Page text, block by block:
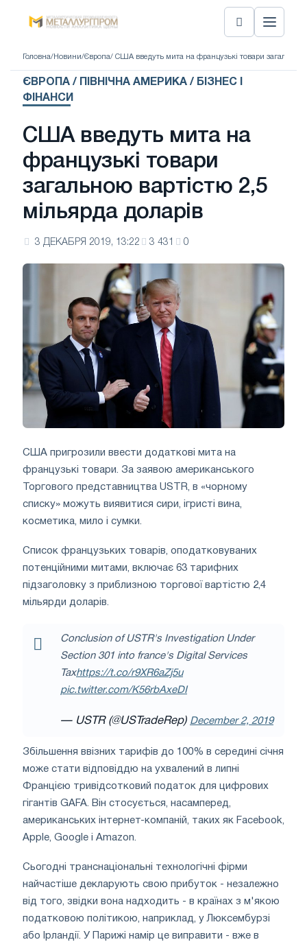
Головна/ Новини/Європа/ США введуть мита на французькі товари загальною
ЄВРОПА / ПІВНІЧНА АМЕРИКА / БІЗНЕС І
ФІНАНСИ
США введуть мита на
французькі товари
загальною вартістю 2,5
мільярда доларів
3 ДЕКАБРЯ 2019, 13:22 3 431 0
США пригрозили ввести додаткові мита на
французькі товари. За заявою американського
Торгового представництва USTR, в «чорному
списку» можуть виявитися сири, ігристі вина,
косметика, мило і сумки.
Список французьких товарів, оподатковуваних
потенційними митами, включає 63 тарифних
підзаголовку з приблизною торгової вартістю 2,4
мільярди доларів.
Conclusion of USTR's Investigation Under
Section 301 into france's Digital Services
Taxhttps://t.co/r9XR6aZj5u
pic.twitter.com/K56rbAxeDI
— USTR (@USTradeRep) December 2, 2019
Збільшення ввізних тарифів до 100% в середині січня
може стати відповіддю на ухвалений в липні
Францією тривідсотковий податок для цифрових
гігантів GAFA. Він стосується, насамперед,
американських інтернет-компаній, таких як Facebook,
Apple, Google і Amazon.
Сьогодні транснаціональні технологічні фірми
найчастіше декларують свою прибуток - незалежно
від того, звідки вона надходить - в країнах з м'якою
податковою політикою, наприклад, у Люксембурзі
або Ірландії. У Парижі намір це виправити - вже в